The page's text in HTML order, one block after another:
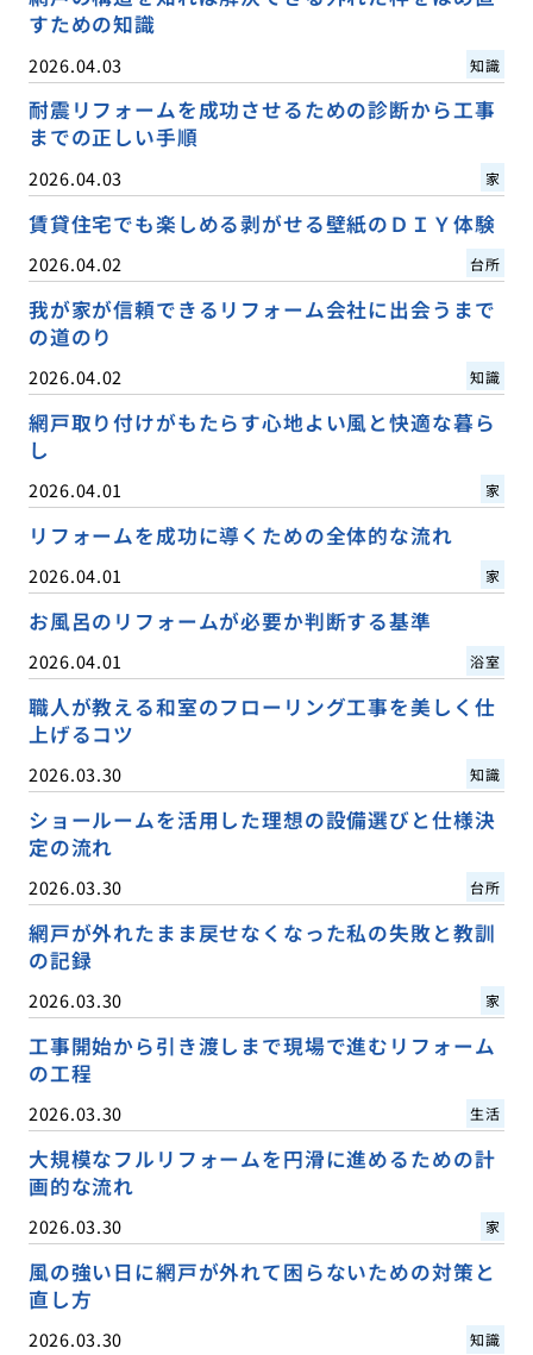
すための知識
2026.04.03 知識
耐震リフォームを成功させるための診断から工事
までの正しい手順
2026.04.03 家
賃貸住宅でも楽しめる剥がせる壁紙のＤＩＹ体験
2026.04.02 台所
我が家が信頼できるリフォーム会社に出会うまで
の道のり
2026.04.02 知識
網戸取り付けがもたらす心地よい風と快適な暮ら
し
2026.04.01 家
リフォームを成功に導くための全体的な流れ
2026.04.01 家
お風呂のリフォームが必要か判断する基準
2026.04.01 浴室
職人が教える和室のフローリング工事を美しく仕
上げるコツ
2026.03.30 知識
ショールームを活用した理想の設備選びと仕様決
定の流れ
2026.03.30 台所
網戸が外れたまま戻せなくなった私の失敗と教訓
の記録
2026.03.30 家
工事開始から引き渡しまで現場で進むリフォーム
の工程
2026.03.30 生活
大規模なフルリフォームを円滑に進めるための計
画的な流れ
2026.03.30 家
風の強い日に網戸が外れて困らないための対策と
直し方
2026.03.30 知識